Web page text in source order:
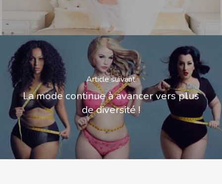
Article suivant
La mode continue à avancer vers plus
de diversité !